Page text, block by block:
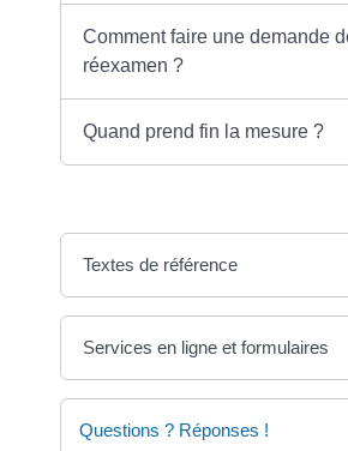
Comment faire une demande
réexamen ?
Quand prend fin la mesure ?
Textes de référence
Services en ligne et formulaires
Questions ? Réponses !